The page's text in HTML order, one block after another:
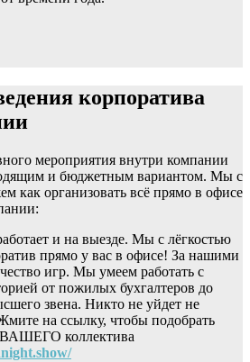
корпоратива
мероприятия внутри компании
и бюджетным вариантом. Мы с
как организовать всё прямо в офисе
и на выезде. Мы с лёгкостью
прямо у вас в офисе! За нашими
игр. Мы умеем работать с
от пожилых бухгалтеров до
звена. Никто не уйдет не
на ссылку, чтобы подобрать
коллектива